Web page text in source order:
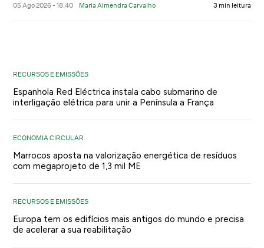
05 Ago 2026 - 18:40 Maria Almendra Carvalho 3 min leitura
RECURSOS E EMISSÕES
Espanhola Red Eléctrica instala cabo submarino de
interligação elétrica para unir a Península a França
ECONOMIA CIRCULAR
Marrocos aposta na valorização energética de resíduos
com megaprojeto de 1,3 mil ME
RECURSOS E EMISSÕES
Europa tem os edifícios mais antigos do mundo e precisa
de acelerar a sua reabilitação